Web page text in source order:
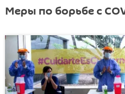
Меры по борьбе с